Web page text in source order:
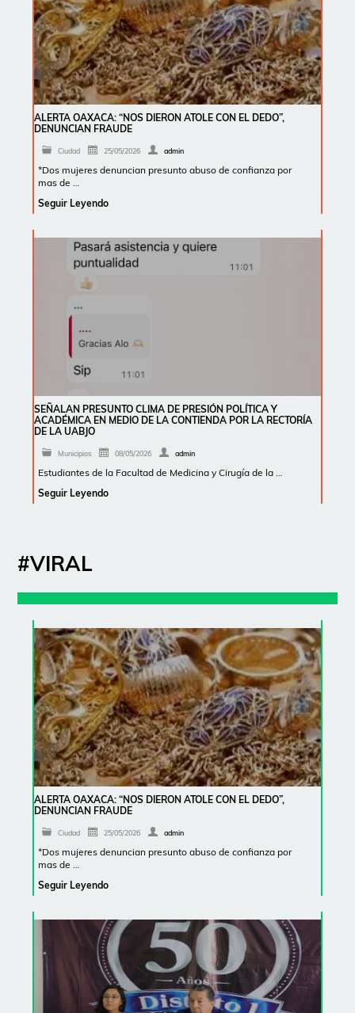
ALERTA OAXACA: “NOS DIERON ATOLE CON EL DEDO”,
DENUNCIAN FRAUDE
Ciudad 25/05/2026 admin
*Dos mujeres denuncian presunto abuso de confianza por
mas de …
Seguir Leyendo
SEÑALAN PRESUNTO CLIMA DE PRESIÓN POLÍTICA Y
ACADÉMICA EN MEDIO DE LA CONTIENDA POR LA RECTORÍA
DE LA UABJO
Municipios 08/05/2026 admin
Estudiantes de la Facultad de Medicina y Cirugía de la …
Seguir Leyendo
#VIRAL
ALERTA OAXACA: “NOS DIERON ATOLE CON EL DEDO”,
DENUNCIAN FRAUDE
Ciudad 25/05/2026 admin
*Dos mujeres denuncian presunto abuso de confianza por
mas de …
Seguir Leyendo